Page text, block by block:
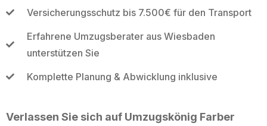
Versicherungsschutz bis 7.500€ für den Transport
Erfahrene Umzugsberater aus Wiesbaden
unterstützen Sie
Komplette Planung & Abwicklung inklusive
Verlassen Sie sich auf Umzugskönig Farber